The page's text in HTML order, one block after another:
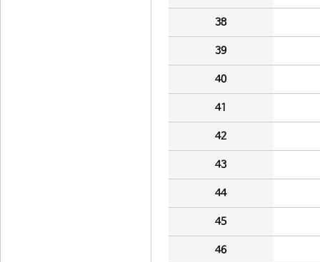
38
39
40
41
42
43
44
45
46